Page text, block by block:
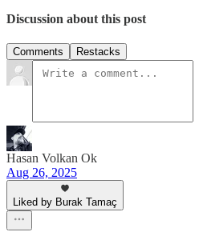
Discussion about this post
Comments Restacks
Hasan Volkan Ok
Aug 26, 2025
Liked by Burak Tamaç